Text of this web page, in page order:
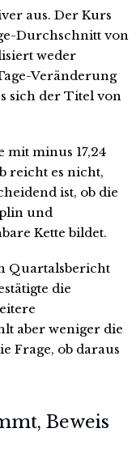
aus. Der Kurs
Durchschnitt von
weder
Veränderung
sich der Titel von
mit minus 17,24
reicht es nicht,
ist, ob die
und
Kette bildet.
Quartalsbericht
die
aber weniger die
Frage, ob daraus
Beweis